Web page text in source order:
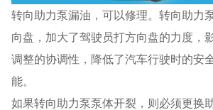
转向助力泵漏油，可以修理。转向助力
向盘，加大了驾驶员打方向盘的力度，
调整的协调性，降低了汽车行驶时的安
能。
如果转向助力泵泵体开裂，则必须更换